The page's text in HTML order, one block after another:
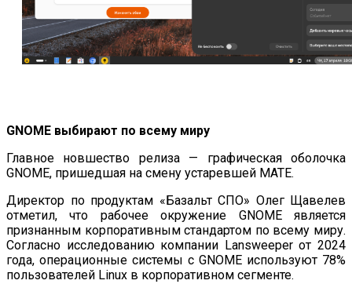
GNOME выбирают по всему миру
Главное новшество релиза — графическая оболочка
GNOME, пришедшая на смену устаревшей MATE.
Директор по продуктам «Базальт СПО» Олег Щавелев
отметил, что рабочее окружение GNOME является
признанным корпоративным стандартом по всему миру.
Согласно исследованию компании Lansweeper от 2024
года, операционные системы с GNOME используют 78%
пользователей Linux в корпоративном сегменте.